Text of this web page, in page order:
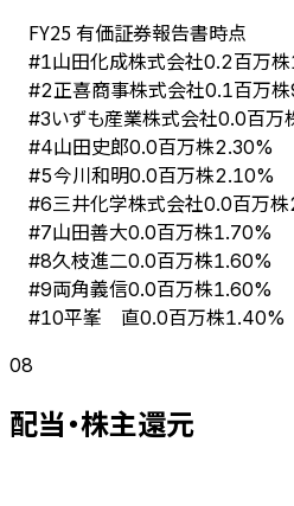
FY25 有価証券報告書時点
#1山田化成株式会社0.2百万株
#2正喜商事株式会社0.1百万株
#3いずも産業株式会社0.0百万
#4山田史郎0.0百万株2.30%
#5今川和明0.0百万株2.10%
#6三井化学株式会社0.0百万株
#7山田善大0.0百万株1.70%
#8久枝進二0.0百万株1.60%
#9両角義信0.0百万株1.60%
#10平峯 直0.0百万株1.40%
08
配当・株主還元